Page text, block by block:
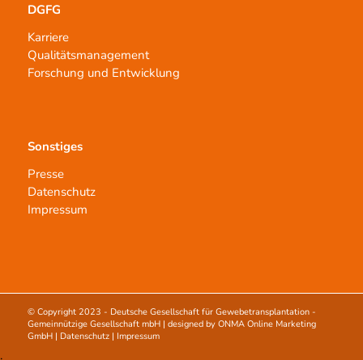
DGFG
Karriere
Qualitätsmanagement
Forschung und Entwicklung
Sonstiges
Presse
Datenschutz
Impressum
© Copyright 2023 - Deutsche Gesellschaft für Gewebetransplantation -
Gemeinnützige Gesellschaft mbH| designed by ONMA Online Marketing
GmbH| Datenschutz| Impressum